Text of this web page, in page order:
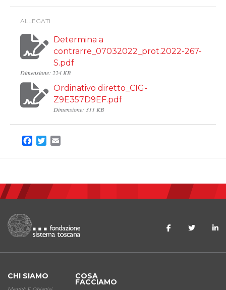
ALLEGATI
Determina a
contrarre_07032022_prot.2022-267-
S.pdf
Dimensione: 224 KB
Ordinativo diretto_CIG-
Z9E357D9EF.pdf
Dimensione: 311 KB
Facebook
Twitter
CHI SIAMO COSA
FACCIAMO